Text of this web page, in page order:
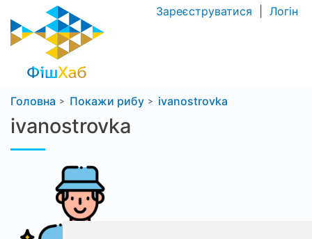
Зареєструватися Логін
Головна Покажи рибу ivanostrovka
ivanostrovka